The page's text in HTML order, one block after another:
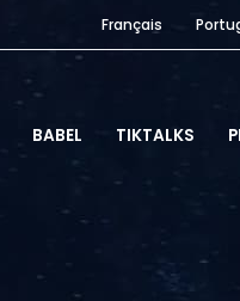
Français
BABEL TIKTALKS